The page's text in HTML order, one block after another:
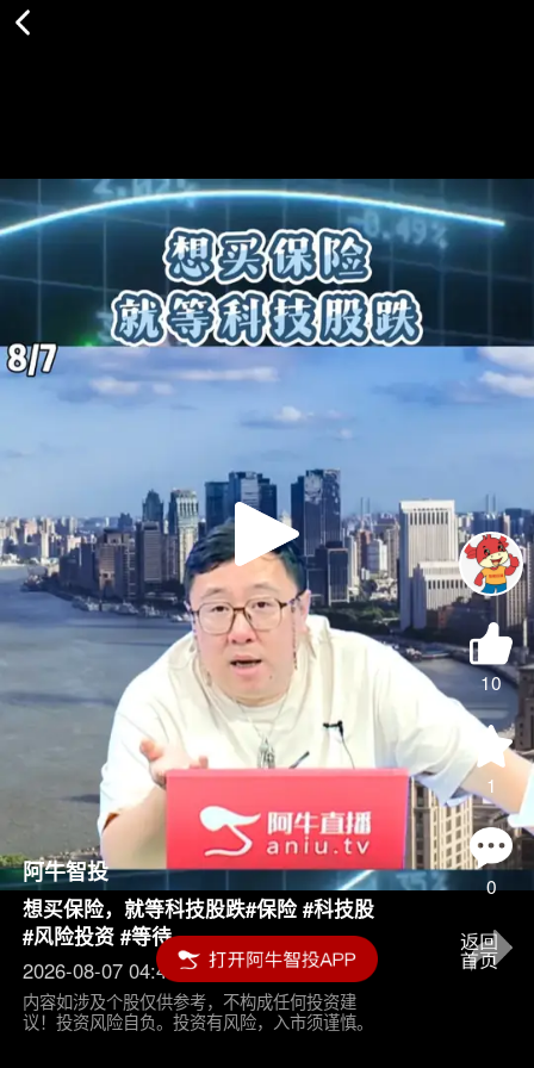
Play
Video
10
1
0
阿牛智投
想买保险，就等科技股跌#保险 #科技股
#风险投资 #等待
2026-08-07 04:45
内容如涉及个股仅供参考，不构成任何投资建
议！投资风险自负。投资有风险，入市须谨慎。